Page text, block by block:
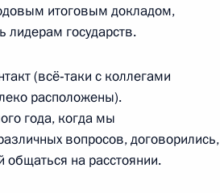
итоговым докладом,
лидерам государств.
(всё‑таки с коллегами
расположены).
года, когда мы
вопросов, договорились,
на расстоянии.